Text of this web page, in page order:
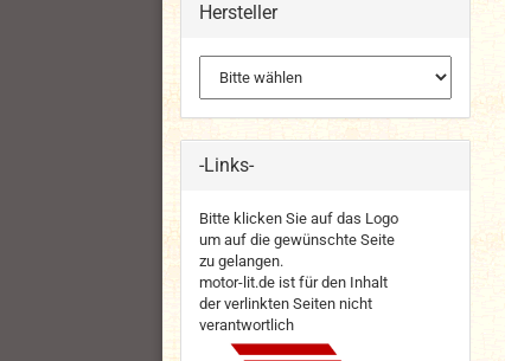
Hersteller
-Links-
Bitte klicken Sie auf das Logo
um auf die gewünschte Seite
zu gelangen.
motor-lit.de ist für den Inhalt
der verlinkten Seiten nicht
verantwortlich